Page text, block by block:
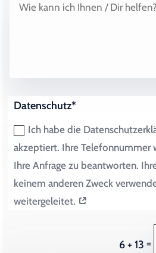
Datenschutz*
Ich habe die
akzeptiert. Ihre Telefonnummer
Ihre Anfrage zu beantworten.
keinem anderen Zweck
weitergeleitet.
6 + 13 =